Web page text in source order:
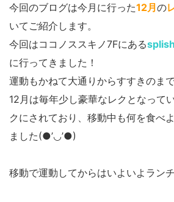
今回のブログは今月に行った12月の
いてご紹介します。
今回はココノススキノ7Fにあるsplish
に行ってきました！
運動もかねて大通りからすすきのま
12月は毎年少し豪華なレクとなって
クにされており、移動中も何を食べ
ました(●’◡’●)
移動で運動してからはいよいよラン